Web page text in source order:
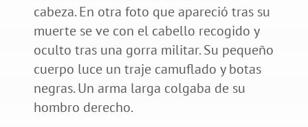
cabeza. En otra foto que apareció tras su
muerte se ve con el cabello recogido y
oculto tras una gorra militar. Su pequeño
cuerpo luce un traje camuflado y botas
negras. Un arma larga colgaba de su
hombro derecho.